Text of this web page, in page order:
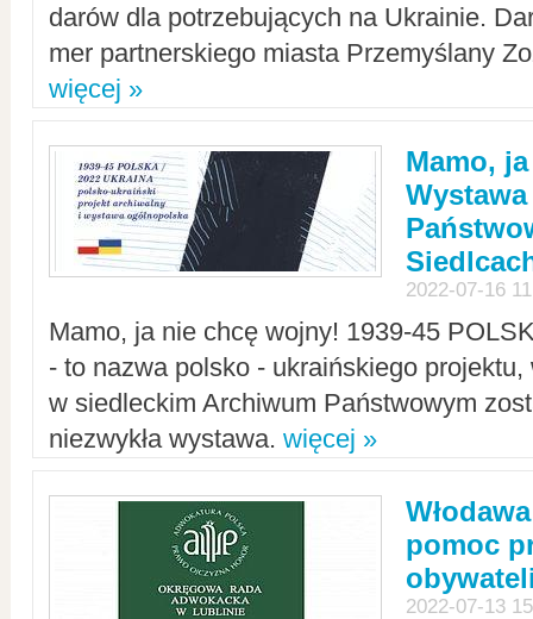
darów dla potrzebujących na Ukrainie.
mer partnerskiego miasta Przemyślany
więcej »
Mamo,
2022-07-16
Mamo, ja nie chcę wojny! 1939-45
- to nazwa polsko - ukraińskiego
w siedleckim Archiwum Państwowym
niezwykła wystawa. więcej »
pomoc
2022-07-13